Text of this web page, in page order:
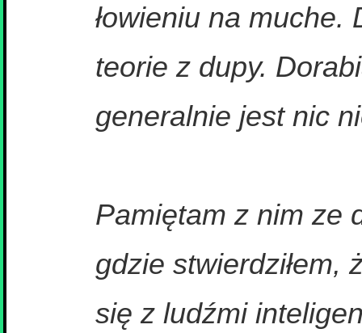
łowieniu na muche.
teorie z dupy.
generalnie jest nic
Pamiętam z nim ze
gdzie stwierdziłem,
się z ludźmi